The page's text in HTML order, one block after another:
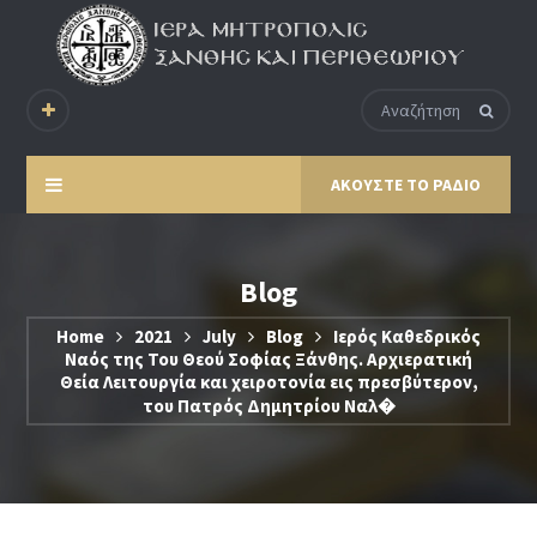
ΑΚΟΥΣΤΕ ΤΟ ΡΑΔΙΟ
Blog
Home 2021 July Blog
Ιερός Καθεδρικός
Ναός της Του Θεού Σοφίας Ξάνθης. Αρχιερατική
Θεία Λειτουργία και χειροτονία εις πρεσβύτερον,
του Πατρός Δημητρίου Ναλ�